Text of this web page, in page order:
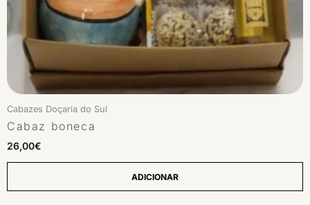
Cabazes Doçaria do Sul
Cabaz boneca
26,00€
ADICIONAR